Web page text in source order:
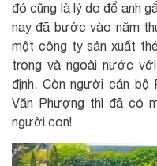
đó cũng là lý do để anh
nay đã bước vào năm
một công ty sản xuất
trong và ngoài nước
định. Còn người cán bộ
Văn Phượng thì đã có
người con!